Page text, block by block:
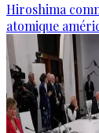
Hiroshima
atomique